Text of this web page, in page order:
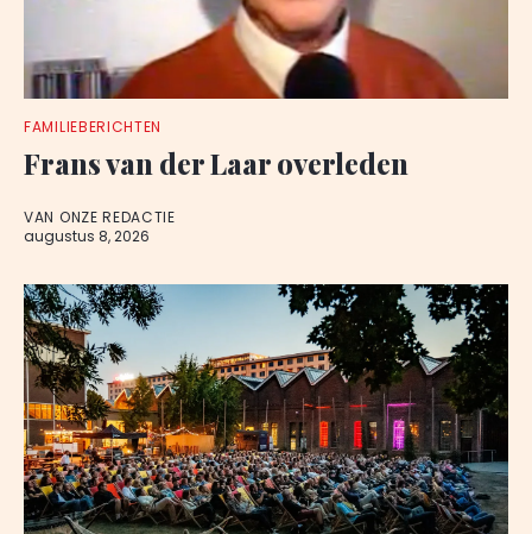
FAMILIEBERICHTEN
Frans van der Laar overleden
VAN ONZE REDACTIE
augustus 8, 2026